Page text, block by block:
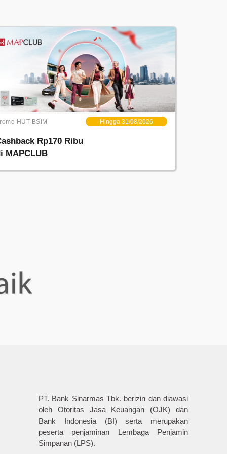
HUT-BSIM Hingga 31/08/2026
Rp170 Ribu
MAPCLUB
PT. Bank Sinarmas Tbk. berizin dan diawasi
oleh Otoritas Jasa Keuangan (OJK) dan
Bank Indonesia (BI) serta merupakan
peserta penjaminan Lembaga Penjamin
Simpanan (LPS).